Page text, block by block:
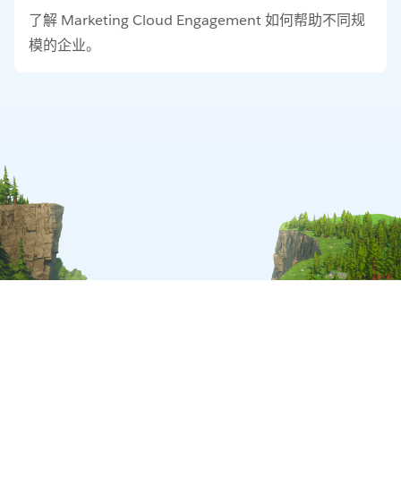
了解 Marketing Cloud Engagement 如何帮助不同规
模的企业。